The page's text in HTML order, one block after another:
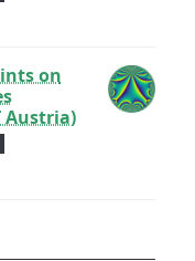
on
Austria)